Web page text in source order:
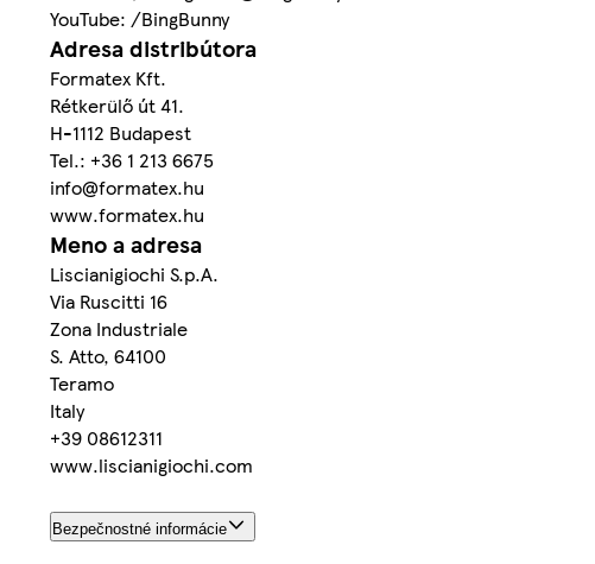
YouTube: /BingBunny
Adresa distribútora
Formatex Kft.
Rétkerülő út 41.
H-1112 Budapest
Tel.: +36 1 213 6675
info@formatex.hu
www.formatex.hu
Meno a adresa
Liscianigiochi S.p.A.
Via Ruscitti 16
Zona Industriale
S. Atto, 64100
Teramo
Italy
+39 08612311
www.liscianigiochi.com
Bezpečnostné informácie